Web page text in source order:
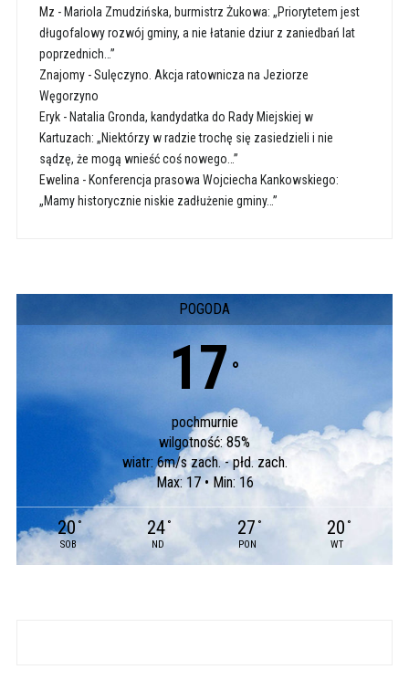
Mz - Mariola Zmudzińska, burmistrz Żukowa: „Priorytetem jest
długofalowy rozwój gminy, a nie łatanie dziur z zaniedbań lat
poprzednich…”
Znajomy-Sulęczyno. Akcja ratownicza na Jeziorze
Węgorzyno
Eryk- Natalia Gronda, kandydatka do Rady Miejskiej w
Kartuzach: „Niektórzy w radzie trochę się zasiedzieli i nie
sądzę, że mogą wnieść coś nowego…”
Ewelina- Konferencja prasowa Wojciecha Kankowskiego:
„Mamy historycznie niskie zadłużenie gminy…”
POGODA
17 °
pochmurnie
wilgotność: 85%
wiatr: 6m/s zach. - płd. zach.
Max: 17 • Min: 16
20 °
SOB
24 °
ND
27 °
PON
20 °
WT